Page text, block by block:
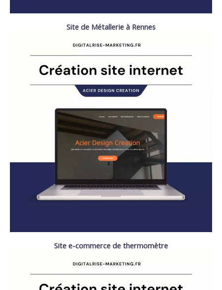
Site de Métallerie à Rennes
Site e-commerce de thermomètre